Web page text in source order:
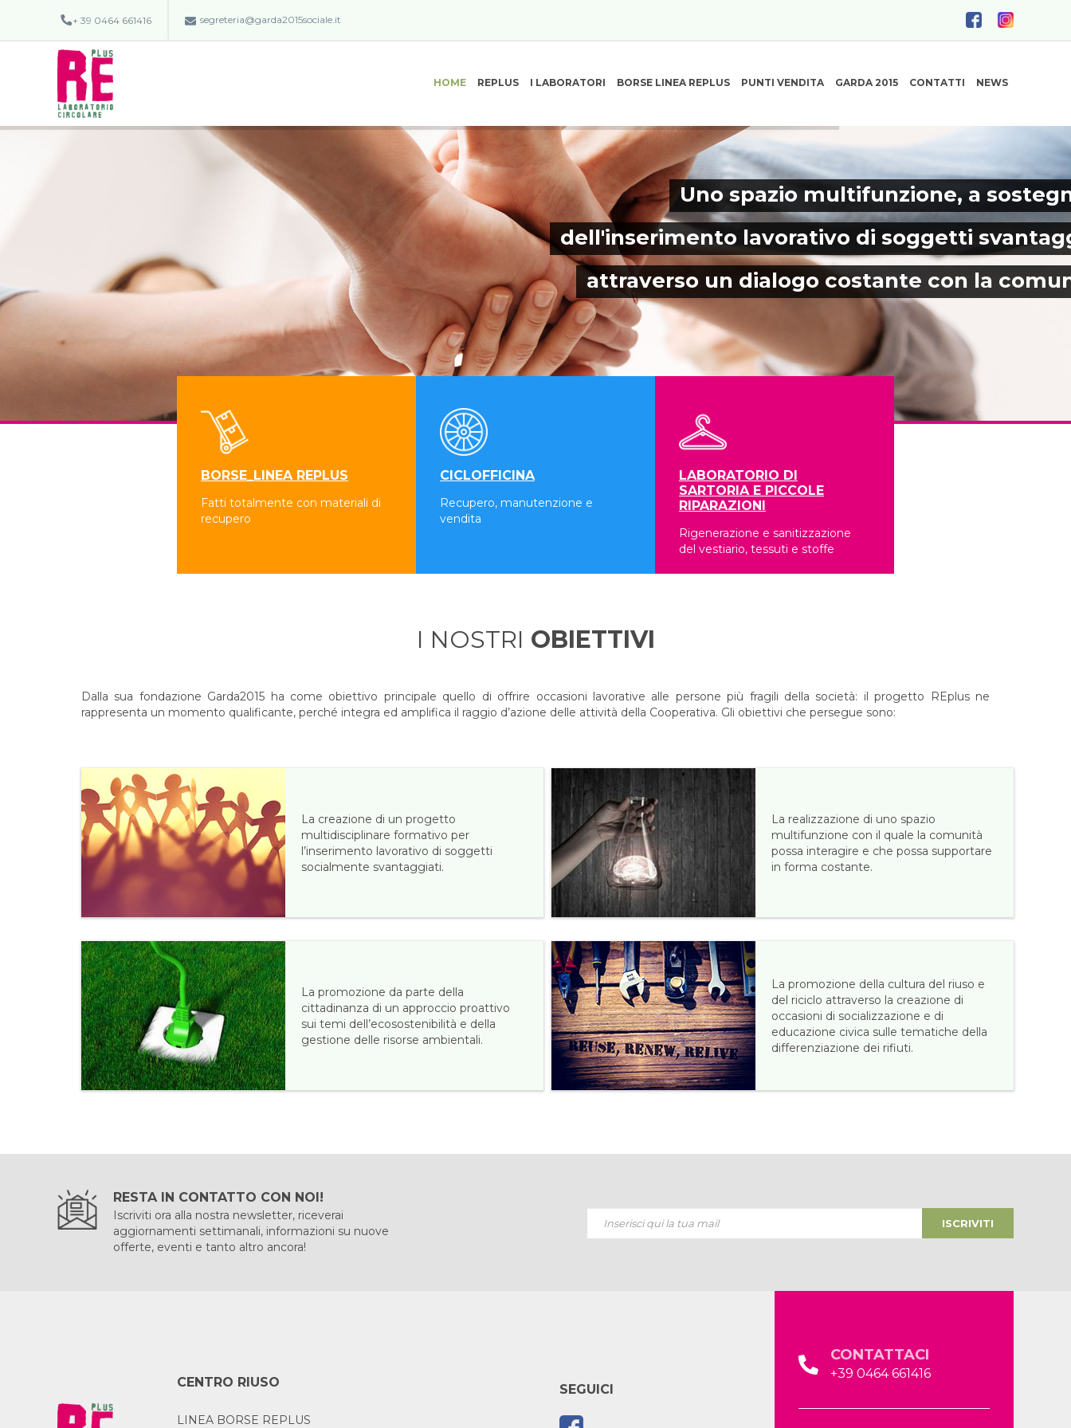
+ 39 0464 661416 segreteria@garda2015sociale.it
HOME REPLUS I LABORATORI BORSE LINEA REPLUS PUNTI VENDITA GARDA 2015 CONTATTI NEWS
Uno spazio multifunzione, a
dell'inserimento lavorativo di soggetti
attraverso un dialogo costante con la
BORSE_LINEA REPLUS
Fatti totalmente con materiali di
recupero
CICLOFFICINA
Recupero, manutenzione e
vendita
LABORATORIO DI
SARTORIA E PICCOLE
RIPARAZIONI
Rigenerazione e sanitizzazione
del vestiario, tessuti e stoffe
I NOSTRI OBIETTIVI
Dalla sua fondazione Garda2015 ha come obiettivo principale quello di offrire occasioni lavorative alle persone più fragili della società: il progetto REplus ne
rappresenta un momento qualificante, perché integra ed amplifica il raggio d’azione delle attività della Cooperativa. Gli obiettivi che persegue sono:
La creazione di un progetto
multidisciplinare formativo per
l’inserimento lavorativo di soggetti
socialmente svantaggiati.
La promozione da parte della
cittadinanza di un approccio proattivo
sui temi dell’ecosostenibilità e della
gestione delle risorse ambientali.
La realizzazione di uno spazio
multifunzione con il quale la comunità
possa interagire e che possa supportare
in forma costante.
La promozione della cultura del riuso e
del riciclo attraverso la creazione di
occasioni di socializzazione e di
educazione civica sulle tematiche della
differenziazione dei rifiuti.
RESTA IN CONTATTO CON NOI!
Iscriviti ora alla nostra newsletter, riceverai
aggiornamenti settimanali, informazioni su nuove
offerte, eventi e tanto altro ancora!
ISCRIVITI
CENTRO RIUSO
LINEA BORSE REPLUS
SEGUICI
CONTATTACI
+39 0464 661416